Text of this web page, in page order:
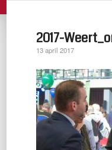
2017-
13 april 2017